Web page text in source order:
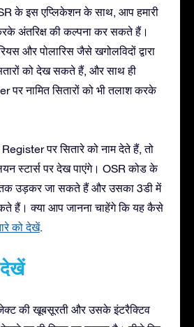
के इस एप्लिकेशन के साथ, आप हमारी
अंतरिक्ष की कल्पना कर सकते हैं।
और पोलारिस जैसे खगोलविदों द्वारा
को देख सकते हैं, और साथ ही
नामित सितारों को भी तलाश करके
पर सितारे को नाम देते हैं, तो
स्टार्स पर देख पाएंगे। OSR कोड के
उड़कर जा सकते हैं और उसका 3डी में
हैं। क्या आप जानना चाहेंगे कि यह कैसे
को देखें.
देखें
की खूबसूरती और उसके इंटरैक्टिव